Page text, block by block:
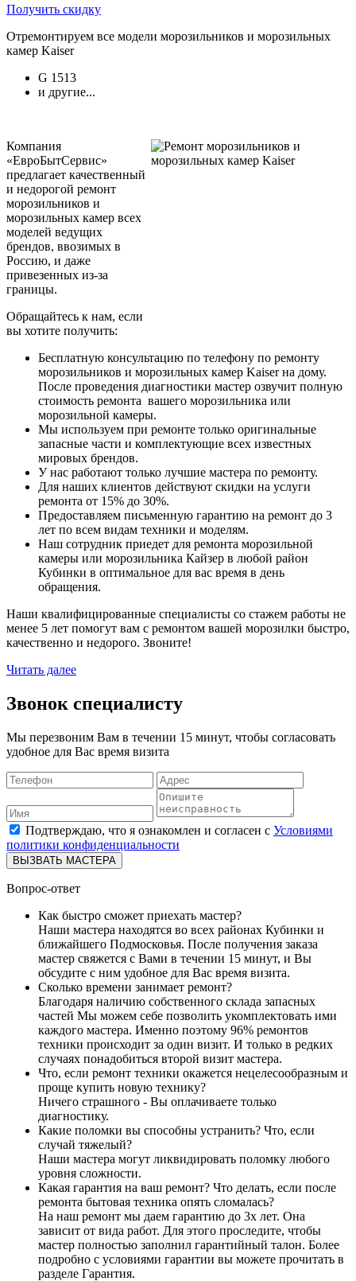
Получить скидку
Отремонтируем все модели морозильников и морозильных
камер Kaiser
G 1513
и другие...
Компания
«ЕвроБытСервис»
предлагает качественный
и недорогой ремонт
морозильников и
морозильных камер всех
моделей ведущих
брендов, ввозимых в
Россию, и даже
привезенных из-за
границы.
Обращайтесь к нам, если
вы хотите получить:
Бесплатную консультацию по телефону по ремонту
морозильников и морозильных камер Kaiser на дому.
После проведения диагностики мастер озвучит полную
стоимость ремонта вашего морозильника или
морозильной камеры.
Мы используем при ремонте только оригинальные
запасные части и комплектующие всех известных
мировых брендов.
У нас работают только лучшие мастера по ремонту.
Для наших клиентов действуют скидки на услуги
ремонта от 15% до 30%.
Предоставляем письменную гарантию на ремонт до 3
лет по всем видам техники и моделям.
Наш сотрудник приедет для ремонта морозильной
камеры или морозильника Кайзер в любой район
Кубинки в оптимальное для вас время в день
обращения.
Наши квалифицированные специалисты со стажем работы не
менее 5 лет помогут вам с ремонтом вашей морозилки быстро,
качественно и недорого. Звоните!
Читать далее
Звонок специалисту
Мы перезвоним Вам в течении 15 минут, чтобы согласовать
удобное для Вас время визита
Подтверждаю, что я ознакомлен и согласен с Условиями
политики конфиденциальности
ВЫЗВАТЬ МАСТЕРА
Вопрос-ответ
Как быстро сможет приехать мастер?
Наши мастера находятся во всех районах Кубинки и
ближайшего Подмосковья. После получения заказа
мастер свяжется с Вами в течении 15 минут, и Вы
обсудите с ним удобное для Вас время визита.
Сколько времени занимает ремонт?
Благодаря наличию собственного склада запасных
частей Мы можем себе позволить укомплектовать ими
каждого мастера. Именно поэтому 96% ремонтов
техники происходит за один визит. И только в редких
случаях понадобиться второй визит мастера.
Что, если ремонт техники окажется нецелесообразным и
проще купить новую технику?
Ничего страшного - Вы оплачиваете только
диагностику.
Какие поломки вы способны устранить? Что, если
случай тяжелый?
Наши мастера могут ликвидировать поломку любого
уровня сложности.
Какая гарантия на ваш ремонт? Что делать, если после
ремонта бытовая техника опять сломалась?
На наш ремонт мы даем гарантию до 3х лет. Она
зависит от вида работ. Для этого проследите, чтобы
мастер полностью заполнил гарантийный талон. Более
подробно с условиями гарантии вы можете прочитать в
разделе Гарантия.